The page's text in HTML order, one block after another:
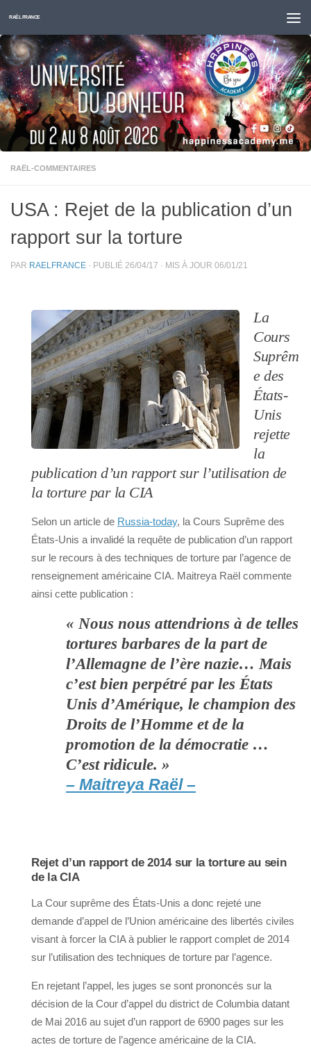
Skip to content
RAËL FRANCE
RAËL-COMMENTAIRES
USA : Rejet de la publication d’un
rapport sur la torture
PAR RAELFRANCE · PUBLIÉ 26/04/17 · MIS À JOUR 06/01/21
La
Cours
Suprêm
e des
États-
Unis
rejette
la
publication d’un rapport sur l’utilisation de
la torture par la CIA
Selon un article de Russia-today, la Cours Suprême des
États-Unis a invalidé la requête de publication d’un rapport
sur le recours à des techniques de torture par l’agence de
renseignement américaine CIA. Maitreya Raël commente
ainsi cette publication :
« Nous nous attendrions à de telles
tortures barbares de la part de
l’Allemagne de l’ère nazie… Mais
c’est bien perpétré par les États
Unis d’Amérique, le champion des
Droits de l’Homme et de la
promotion de la démocratie …
C’est ridicule. »
– Maitreya Raël –
Rejet d’un rapport de 2014 sur la torture au sein
de la CIA
La Cour suprême des États-Unis a donc rejeté une
demande d’appel de l’Union américaine des libertés civiles
visant à forcer la CIA à publier le rapport complet de 2014
sur l’utilisation des techniques de torture par l’agence.
En rejetant l’appel, les juges se sont prononcés sur la
décision de la Cour d’appel du district de Columbia datant
de Mai 2016 au sujet d’un rapport de 6900 pages sur les
actes de torture de l’agence américaine de la CIA.